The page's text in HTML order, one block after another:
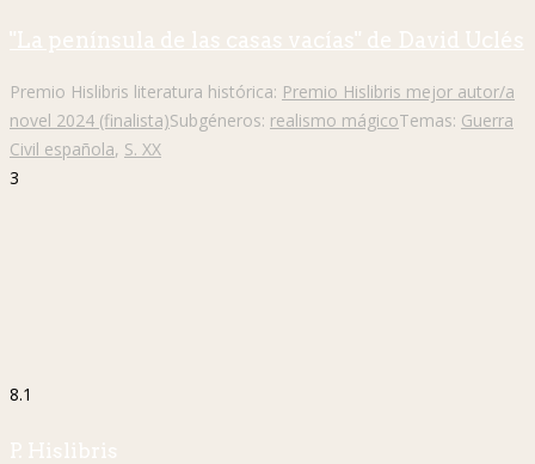
"La península de las casas vacías" de David Uclés
Premio Hislibris literatura histórica: Premio Hislibris mejor autor/a
novel 2024 (finalista)Subgéneros: realismo mágicoTemas: Guerra
Civil española, S. XX
3
8.1
P. Hislibris